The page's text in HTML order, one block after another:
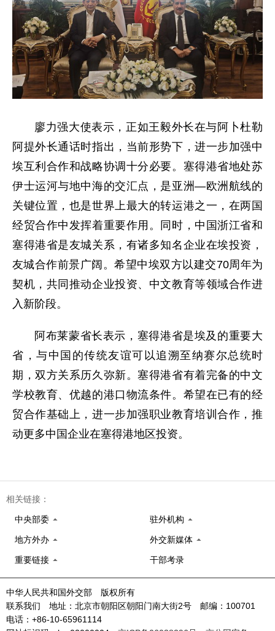
廖力强大使表示，正如王毅外长在与阿卜杜勒
阿提外长通话时指出，当前形势下，进一步加强中
埃互利合作和战略协调十分必要。塞得港省地处苏
伊士运河与地中海的交汇点，是亚洲—欧洲航线的
关键位置，也是世界上最大的转运港之一，在两国
经贸合作中发挥着重要作用。同时，中国浙江省和
塞得港省是友城关系，有诸多知名企业在埃投资，
友城合作前景广阔。希望中埃双方以建交70周年为
契机，共同推动企业投资、中文教育等领域合作进
入新阶段。
阿布莱蒙省长表示，塞得港省是埃及的重要大
省，与中国的传统友谊可以追溯至纳赛尔总统时
期，双方关系历久弥新。塞得港省有着完备的中文
学校教育、优越的港口物流条件。希望在已有的经
贸合作基础上，进一步加强职业教育培训合作，推
动更多中国企业在塞得港地区投资。
相关链接：
中央部委 驻外机构
地方外办 外交新媒体
重要链接 干部考录
中华人民共和国外交部 版权所有
联系我们 地址：北京市朝阳区朝阳门南大街2号 邮编：100701
电话：+86-10-65961114